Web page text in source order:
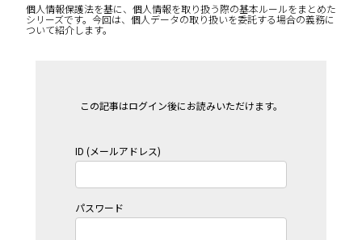
個人情報保護法を基に、個人情報を取り扱う際の基本ルールをまとめた
シリーズです。今回は、個人データの取り扱いを委託する場合の義務に
ついて紹介します。
この記事はログイン後にお読みいただけます。
ID (メールアドレス)
パスワード